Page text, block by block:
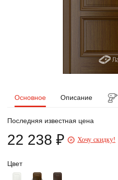
Основное Описание
Цвет
Последняя известная цена
22 238 ₽ Хочу скидку!